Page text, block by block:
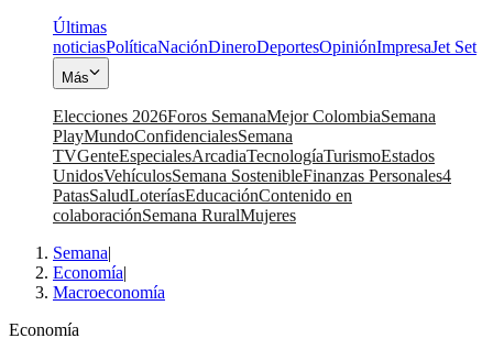
Últimas
noticiasPolíticaNaciónDineroDeportesOpiniónImpresaJet Set
Más
Elecciones 2026Foros SemanaMejor ColombiaSemana
PlayMundoConfidencialesSemana
TVGenteEspecialesArcadiaTecnologíaTurismoEstados
UnidosVehículosSemana SostenibleFinanzas Personales4
PatasSaludLoteríasEducaciónContenido en
colaboraciónSemana RuralMujeres
Semana|
Economía|
Macroeconomía
Economía